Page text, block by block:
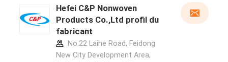
Hefei C&P Nonwoven
Products Co.,Ltd profil du
fabricant
No.22 Laihe Road, Feidong
New City Development Area,